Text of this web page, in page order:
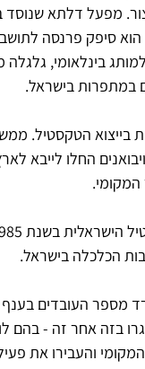
סיפק פרנסה
בינלאומי, גלגלה
החלו לייבא
המקומי.
הכלכלה בישראל.
בזה אחר זה - בהם
והעבירו את